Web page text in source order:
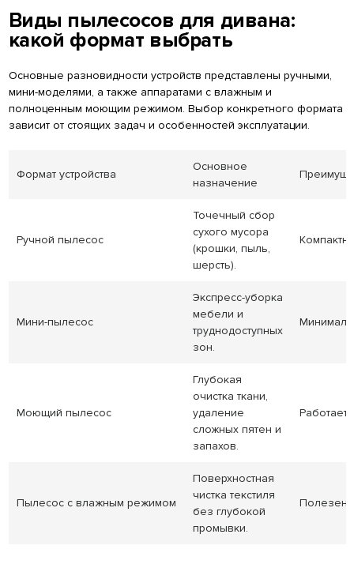
Виды пылесосов для дивана:
какой формат выбрать
Основные разновидности устройств представлены ручными,
мини-моделями, а также аппаратами с влажным и
полноценным моющим режимом. Выбор конкретного формата
зависит от стоящих задач и особенностей эксплуатации.
Формат устройства
Основное
назначение
Ручной пылесос
Точечный сбор
сухого мусора
(крошки, пыль,
шерсть).
Мини-пылесос
Экспресс-уборка
мебели и
труднодоступных
зон.
Моющий пылесос
Глубокая
очистка ткани,
удаление
сложных пятен и
запахов.
Работает
Пылесос с влажным режимом
Поверхностная
чистка текстиля
без глубокой
промывки.
Полезен